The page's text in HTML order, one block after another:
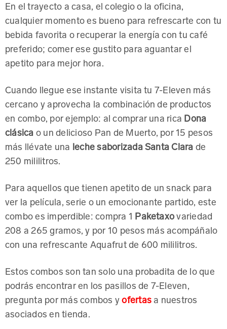
En el trayecto a casa, el colegio o la oficina,
cualquier momento es bueno para refrescarte con tu
bebida favorita o recuperar la energía con tu café
preferido; comer ese gustito para aguantar el
apetito para mejor hora.
Cuando llegue ese instante visita tu 7-Eleven más
cercano y aprovecha la combinación de productos
en combo, por ejemplo: al comprar una rica Dona
clásica o un delicioso Pan de Muerto, por 15 pesos
más llévate una leche saborizada Santa Clara de
250 mililitros.
Para aquellos que tienen apetito de un snack para
ver la película, serie o un emocionante partido, este
combo es imperdible: compra 1 Paketaxo variedad
208 a 265 gramos, y por 10 pesos más acompáñalo
con una refrescante Aquafrut de 600 mililitros.
Estos combos son tan solo una probadita de lo que
podrás encontrar en los pasillos de 7-Eleven,
pregunta por más combos yofertas a nuestros
asociados en tienda.